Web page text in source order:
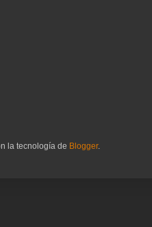
la tecnología de Blogger.